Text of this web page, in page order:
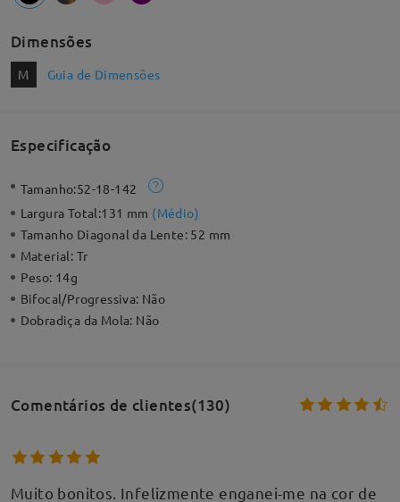
Dimensões
M Guia de Dimensões
Especificação
Tamanho:52-18-142
Largura Total:131 mm (Médio)
Tamanho Diagonal da Lente: 52 mm
Material: Tr
Peso: 14g
Bifocal/Progressiva: Não
Dobradiça da Mola: Não
Comentários de clientes(130)
Muito bonitos. Infelizmente enganei-me na cor de